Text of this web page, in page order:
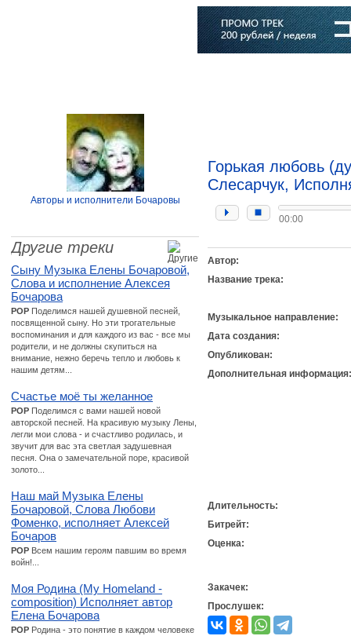
Авторы и исполнители Бочаровы
Другие треки
Сыну Музыка Елены Бочаровой,
Слова и исполнение Алексея
Бочарова
POP Поделимся нашей душевной песней,
посвященной сыну. Но эти трогательные
воспоминания и для каждого из вас - все мы
родители, и не должны скупиться на
внимание, нежно беречь тепло и любовь к
нашим детям...
Счастье моё ты желанное
POP Поделимся с вами нашей новой
авторской песней. На красивую музыку Лены,
легли мои слова - и счастливо родилась, и
звучит для вас эта светлая задушевная
песня. Она о замечательной поре, красивой
золото...
Наш май Музыка Елены
Бочаровой, Слова Любови
Фоменко, исполняет Алексей
Бочаров
POP Всем нашим героям павшим во время
войн!...
Моя Родина (My Homeland -
composition) Исполняет автор
Елена Бочарова
POP Родина - это понятие в каждом человеке
Горькая любовь
Слесарчук,
00:00
Автор:
Название трека:
Музыкальное направление:
Дата создания:
Опубликован:
Дополнительная информация:
Длительность:
Битрейт:
Оценка:
Закачек:
Прослушек: